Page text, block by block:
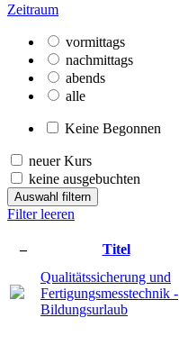
Zeitraum
vormittags
nachmittags
abends
alle
Keine Begonnen
neuer Kurs
keine ausgebuchten
Auswahl filtern
Filter leeren
– Titel
Qualitätssicherung und
Fertigungsmesstechnik -
Bildungsurlaub